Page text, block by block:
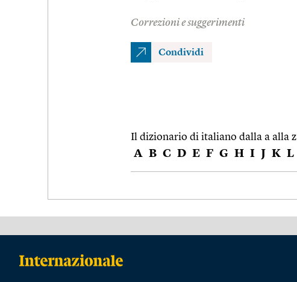
Correzioni e suggerimenti
Condividi
Il dizionario di italiano dalla a alla z
A B C D E F G H I J K L